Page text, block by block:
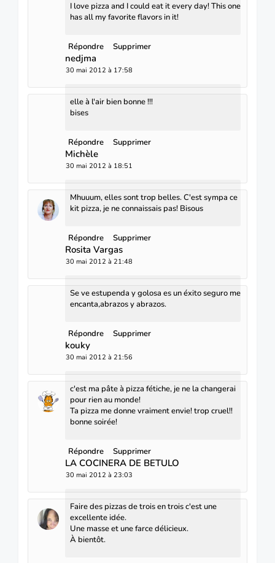
I love pizza and I could eat it every day! This one
has all my favorite flavors in it!
Répondre Supprimer
nedjma
30 mai 2012 à 17:58
elle à l'air bien bonne !!!
bises
Répondre Supprimer
Michèle
30 mai 2012 à 18:51
Mhuuum, elles sont trop belles. C'est sympa ce
kit pizza, je ne connaissais pas! Bisous
Répondre Supprimer
Rosita Vargas
30 mai 2012 à 21:48
Se ve estupenda y golosa es un éxito seguro me
encanta,abrazos y abrazos.
Répondre Supprimer
kouky
30 mai 2012 à 21:56
c'est ma pâte à pizza fétiche, je ne la changerai
pour rien au monde!
Ta pizza me donne vraiment envie! trop cruel!!
bonne soirée!
Répondre Supprimer
LA COCINERA DE BETULO
30 mai 2012 à 23:03
Faire des pizzas de trois en trois c'est une
excellente idée.
Une masse et une farce délicieux.
À bientôt.